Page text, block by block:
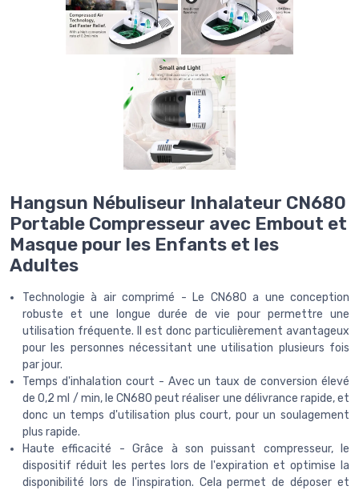
Hangsun Nébuliseur Inhalateur CN680
Portable Compresseur avec Embout et
Masque pour les Enfants et les
Adultes
Technologie à air comprimé - Le CN680 a une conception
robuste et une longue durée de vie pour permettre une
utilisation fréquente. Il est donc particulièrement avantageux
pour les personnes nécessitant une utilisation plusieurs fois
par jour.
Temps d'inhalation court - Avec un taux de conversion élevé
de 0,2 ml / min, le CN680 peut réaliser une délivrance rapide, et
donc un temps d'utilisation plus court, pour un soulagement
plus rapide.
Haute efficacité - Grâce à son puissant compresseur, le
dispositif réduit les pertes lors de l'expiration et optimise la
disponibilité lors de l'inspiration. Cela permet de déposer et